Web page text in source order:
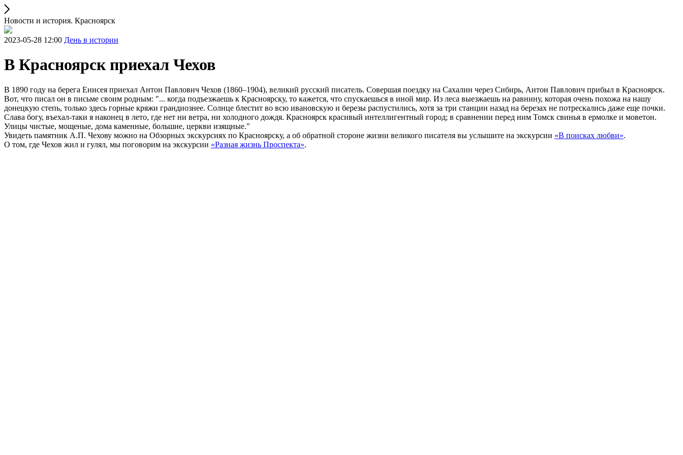
Новости и история. Красноярск
2023-05-28 12:00 День в истории
В Красноярск приехал Чехов
В 1890 году на берега Енисея приехал Антон Павлович Чехов (1860–1904), великий русский писатель. Совершая поездку на Сахалин через Сибирь, Антон Павлович прибыл в Красноярск.
Вот, что писал он в письме своим родным: "... когда подъезжаешь к Красноярску, то кажется, что спускаешься в иной мир. Из леса выезжаешь на равнину, которая очень похожа на нашу
донецкую степь, только здесь горные кряжи грандиознее. Солнце блестит во всю ивановскую и березы распустились, хотя за три станции назад на березах не потрескались даже еще почки.
Слава богу, въехал-таки я наконец в лето, где нет ни ветра, ни холодного дождя. Красноярск красивый интеллигентный город; в сравнении перед ним Томск свинья в ермолке и моветон.
Улицы чистые, мощеные, дома каменные, большие, церкви изящные."
Увидеть памятник А.П. Чехову можно на Обзорных экскурсиях по Красноярску, а об обратной стороне жизни великого писателя вы услышите на экскурсии «В поисках любви».
О том, где Чехов жил и гулял, мы поговорим на экскурсии «Разная жизнь Проспекта».